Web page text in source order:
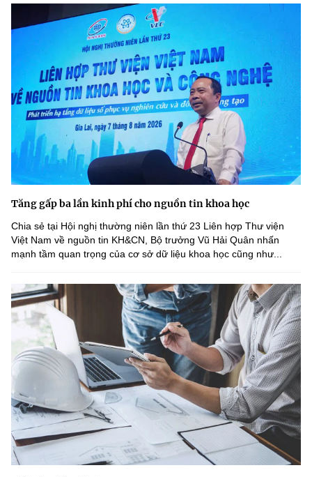
Tăng gấp ba lần kinh phí cho nguồn tin khoa học
Chia sẻ tại Hội nghị thường niên lần thứ 23 Liên hợp Thư viện
Việt Nam về nguồn tin KH&CN, Bộ trưởng Vũ Hải Quân nhấn
mạnh tầm quan trọng của cơ sở dữ liệu khoa học cũng như...